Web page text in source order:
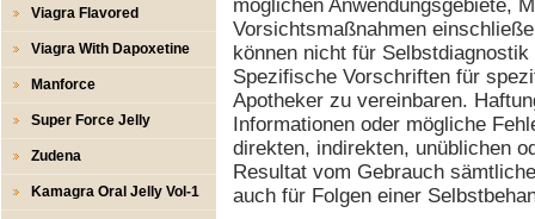
Viagra Flavored
Viagra With Dapoxetine
Manforce
Super Force Jelly
Zudena
Kamagra Oral Jelly Vol-1
möglichen Anwendungsgebiete,
Vorsichtsmaßnahmen
können nicht für
Spezifische Vorschriften für
Apotheker zu vereinbaren.
Informationen oder mögliche
direkten, indirekten, unüblichen
Resultat vom Gebrauch
auch für Folgen einer